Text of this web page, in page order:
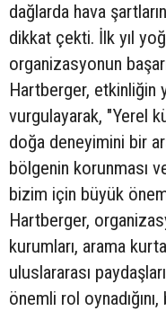
dağlarda hava
dikkat çekti. İlk yıl
organizasyonun
Hartberger, etkinliğin
vurgulayarak, "Yerel
doğa deneyimini bir
bölgenin korunması
bizim için büyük
Hartberger,
kurumları, arama
uluslararası
önemli rol